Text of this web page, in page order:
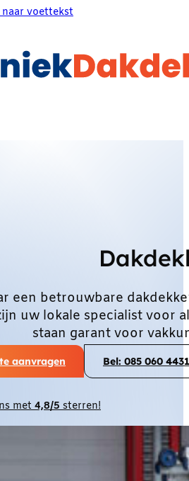
naar voettekst
een betrouwbare
uw lokale specialist voor
staan garant voor
aanvragen Bel: 085 060 4431
met4,8/5sterren!